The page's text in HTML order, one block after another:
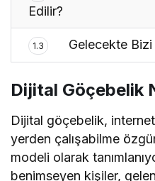
Edilir?
1.3 Gelecekte
Dijital Göçebelik
Dijital göçebelik, internet
yerden çalışabilme
modeli olarak
benimseyen kişiler,